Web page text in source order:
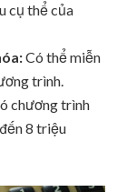
cụ thể của
Có thể miễn
trình.
chương trình
8 triệu